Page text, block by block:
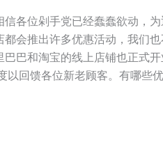
各位剁手党已经蠢蠢欲动，为
都会推出许多优惠活动，我们
巴巴和淘宝的线上店铺也正式
以回馈各位新老顾客。有哪些